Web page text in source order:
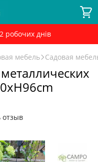
робочих днів
мебель Садовая
отзыв